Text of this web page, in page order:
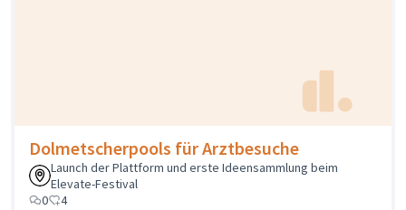
Dolmetscherpools für Arztbesuche
Launch der Plattform und erste Ideensammlung beim
Elevate-Festival
0
4